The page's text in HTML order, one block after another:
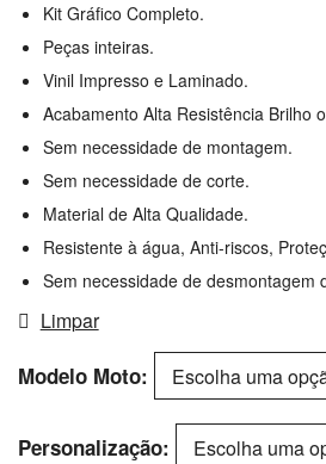
Kit Gráfico Completo.
Peças inteiras.
Vinil Impresso e Laminado.
Acabamento Alta Resistência Brilho
Sem necessidade de montagem.
Sem necessidade de corte.
Material de Alta Qualidade.
Resistente à água, Anti-riscos,
Sem necessidade de desmontagem
Modelo Moto
Personalização
Limpar